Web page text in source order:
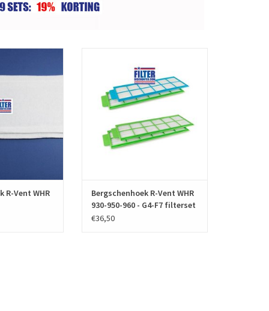
uit 2 filters en
filtersets zijn van
volgens de
R-Vent WHR
de Bergschenhoek WHR 930/950/960
bestaat uit 2 filters en hebben
fabrikantnummer XFILSWHR950 /
00604012. De WTW filtersets zijn van
hoge kwaliteit en volgens de
Europese normering EN779
geproduceerd.
Bergschenhoek R-Vent WHR
930-950-960 - G4-F7 filterset
€36,50